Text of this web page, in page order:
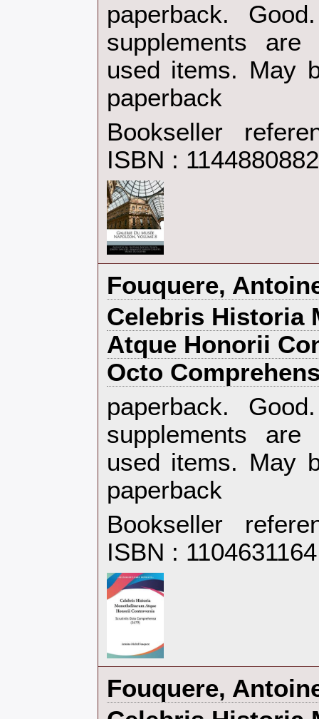
‎paperback.
supplements
used items. May
paperback‎
Bookseller
ISBN :
‎Fouquere,
‎Celebris Historia
Atque Honorii
Octo
‎paperback.
supplements
used items. May
paperback‎
Bookseller
ISBN :
‎Fouquere,